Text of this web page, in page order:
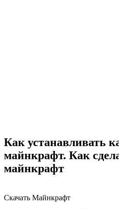
Как устанавливать
майнкрафт. Как
майнкрафт
Скачать Майнкрафт